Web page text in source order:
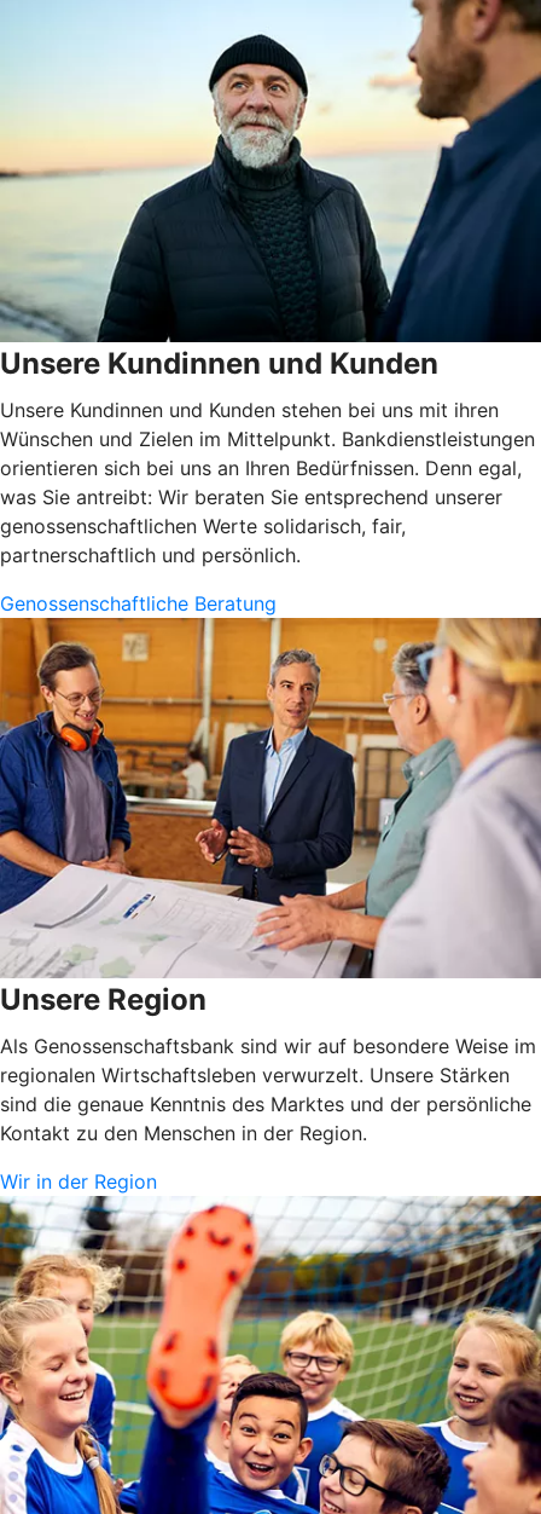
Unsere Kundinnen und Kunden
Unsere Kundinnen und Kunden stehen bei uns mit ihren
Wünschen und Zielen im Mittelpunkt. Bankdienstleistungen
orientieren sich bei uns an Ihren Bedürfnissen. Denn egal,
was Sie antreibt: Wir beraten Sie entsprechend unserer
genossenschaftlichen Werte solidarisch, fair,
partnerschaftlich und persönlich.
Genossenschaftliche Beratung
Unsere Region
Als Genossenschaftsbank sind wir auf besondere Weise im
regionalen Wirtschaftsleben verwurzelt. Unsere Stärken
sind die genaue Kenntnis des Marktes und der persönliche
Kontakt zu den Menschen in der Region.
Wir in der Region